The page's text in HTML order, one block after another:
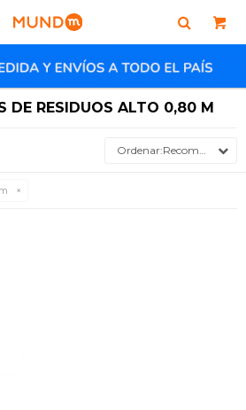
DE RESIDUOS ALTO 0,80 M
Recomendados